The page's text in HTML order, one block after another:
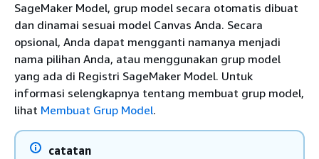
SageMaker Model, grup model secara otomatis dibuat
dan dinamai sesuai model Canvas Anda. Secara
opsional, Anda dapat mengganti namanya menjadi
nama pilihan Anda, atau menggunakan grup model
yang ada di Registri SageMaker Model. Untuk
informasi selengkapnya tentang membuat grup model,
lihat Membuat Grup Model.
catatan